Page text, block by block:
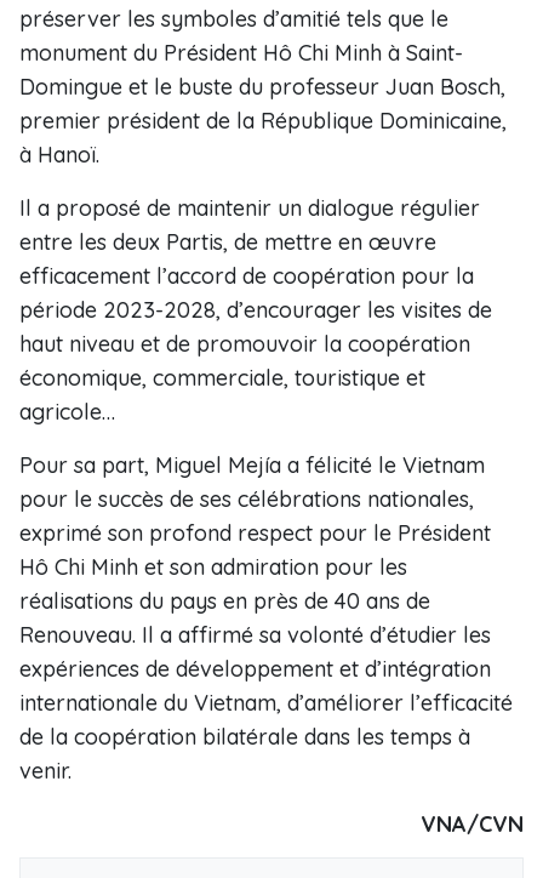
préserver les symboles d’amitié tels que le
monument du Président Hô Chi Minh à Saint-
Domingue et le buste du professeur Juan Bosch,
premier président de la République Dominicaine,
à Hanoï.
Il a proposé de maintenir un dialogue régulier
entre les deux Partis, de mettre en œuvre
efficacement l’accord de coopération pour la
période 2023-2028, d’encourager les visites de
haut niveau et de promouvoir la coopération
économique, commerciale, touristique et
agricole…
Pour sa part, Miguel Mejía a félicité le Vietnam
pour le succès de ses célébrations nationales,
exprimé son profond respect pour le Président
Hô Chi Minh et son admiration pour les
réalisations du pays en près de 40 ans de
Renouveau. Il a affirmé sa volonté d’étudier les
expériences de développement et d’intégration
internationale du Vietnam, d’améliorer l’efficacité
de la coopération bilatérale dans les temps à
venir.
VNA/CVN